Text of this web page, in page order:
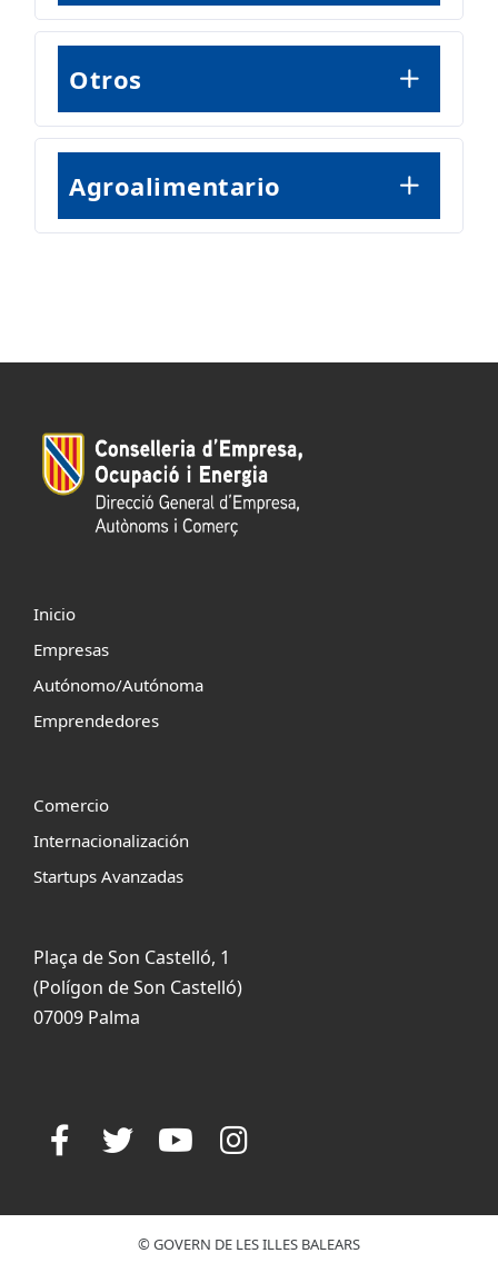
Otros
Agroalimentario
Inicio
Empresas
Autónomo/Autónoma
Emprendedores
Comercio
Internacionalización
Startups Avanzadas
Plaça de Son Castelló, 1
(Polígon de Son Castelló)
07009 Palma
© GOVERN DE LES ILLES BALEARS